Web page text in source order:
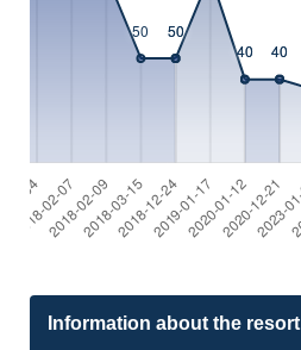
Information about the resort